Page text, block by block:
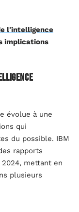
l'intelligence
implications
évolue à une
qui
du possible. IBM
rapports
mettant en
plusieurs